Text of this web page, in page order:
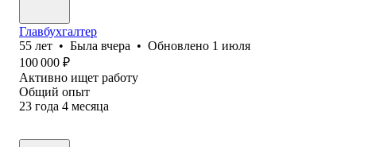
Главбухгалтер
55 лет • Была вчера • Обновлено 1 июля
100 000 ₽
Активно ищет работу
Общий опыт
23 года 4 месяца